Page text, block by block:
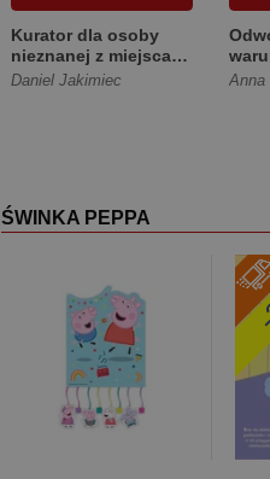
Kurator dla osoby
nieznanej z miejsca
pobytu [Twarda]
Daniel Jakimiec Anna
ŚWINKA PEPPA